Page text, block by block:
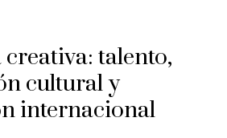
talento,
cultural y
internacional